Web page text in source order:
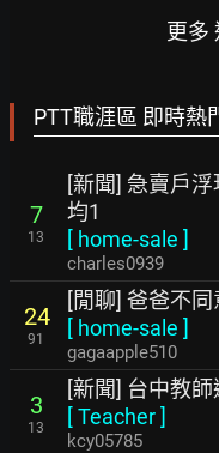
更多
PTT職涯區 即時熱
7
13
[新聞] 急賣戶
均1
[ home-sale ]
charles0939
24
91
[閒聊] 爸爸不
[ home-sale ]
gagaapple510
3
13
[新聞] 台中教
[Teacher]
kcy05785